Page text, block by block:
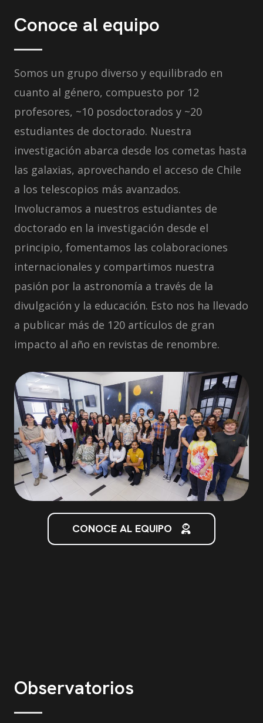
CONOCE AL EQUIPO
Conoce al equipo
Somos un grupo diverso y equilibrado en
cuanto al género, compuesto por 12
profesores, ~10 posdoctorados y ~20
estudiantes de doctorado. Nuestra
investigación abarca desde los cometas hasta
las galaxias, aprovechando el acceso de Chile
a los telescopios más avanzados.
Involucramos a nuestros estudiantes de
doctorado en la investigación desde el
principio, fomentamos las colaboraciones
internacionales y compartimos nuestra
pasión por la astronomía a través de la
divulgación y la educación. Esto nos ha llevado
a publicar más de 120 artículos de gran
impacto al año en revistas de renombre.
Observatorios